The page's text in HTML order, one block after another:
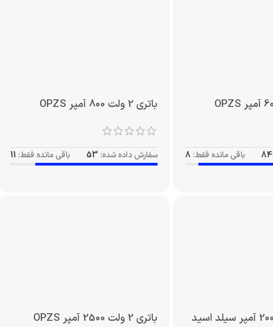
84 باقی مانده فقط: 8
باتری 2 ولت 800 آمپر OPZS
سفارش داده شده: 53 باقی مانده فقط: 11
باتری 2 ولت 2000 آمپر سیلد اسید
باتری 2 ولت 2500 آمپر OPZS